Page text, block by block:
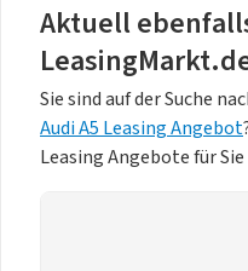
Aktuell
Sie sind auf der Suche
Audi A5 Leasing Angebot
Leasing Angebote für